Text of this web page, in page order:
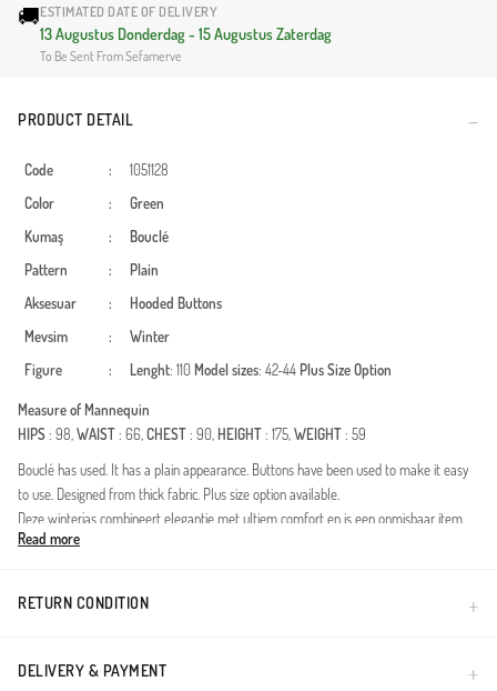
🚚ESTIMATED DATE OF DELIVERY
13 Augustus Donderdag - 15 Augustus Zaterdag
To Be Sent From Sefamerve
PRODUCT DETAIL
Code :
1051128
Color
:
Green
Kumaş
:
Bouclé
Pattern
:
Plain
Aksesuar
: Hooded Buttons
Mevsim
:
Winter
Figure
: Lenght: 110 Model sizes: 42-44 Plus Size Option
Measure of Mannequin
HIPS: 98,WAIST: 66,CHEST: 90, HEIGHT: 175,WEIGHT: 59
Bouclé has used. It has a plain appearance. Buttons have been used to make it easy
to use. Designed from thick fabric. Plus size option available.
Deze winterjas combineert elegantie met ultiem comfort en is een onmisbaar item
voor de herfst- en winterseizoenen. Speciaal ontworpen voor vrouwen die de
zijn lange silhouet. De gestructureerde bouclé-stof houdt lichaamswarmte vast
uitstraling.Ontwerpdetails: De functionele capuchon biedt bescherming op winderige
Read more
RETURN CONDITION
DELIVERY & PAYMENT